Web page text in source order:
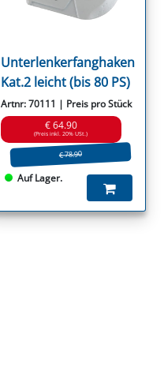
Unterlenkerfanghaken
Kat.2 leicht (bis 80 PS)
Artnr: 70111 | Preis pro Stück
€ 64.90
(Preis inkl. 20% USt.)
€ 78.90
Auf Lager.